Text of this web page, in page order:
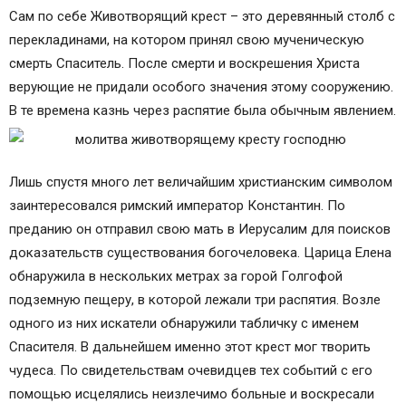
Господню
Слушать молитву животворящему кресту
Молитва первая
Молитва вторая
Смысл молитвы Животворящему Кресту
Как правильно молиться
Псалом 90:
Молитва Святому и Животворящему Кресту
Господню:
Псалом 45:
Сам по себе Животворящий крест – это деревянный столб с
перекладинами, на котором принял свою мученическую
смерть Спаситель. После смерти и воскрешения Христа
верующие не придали особого значения этому сооружению.
В те времена казнь через распятие была обычным явлением.
Лишь спустя много лет величайшим христианским символом
заинтересовался римский император Константин. По
преданию он отправил свою мать в Иерусалим для поисков
доказательств существования богочеловека. Царица Елена
обнаружила в нескольких метрах за горой Голгофой
подземную пещеру, в которой лежали три распятия. Возле
одного из них искатели обнаружили табличку с именем
Спасителя. В дальнейшем именно этот крест мог творить
чудеса. По свидетельствам очевидцев тех событий с его
помощью исцелялись неизлечимо больные и воскресали